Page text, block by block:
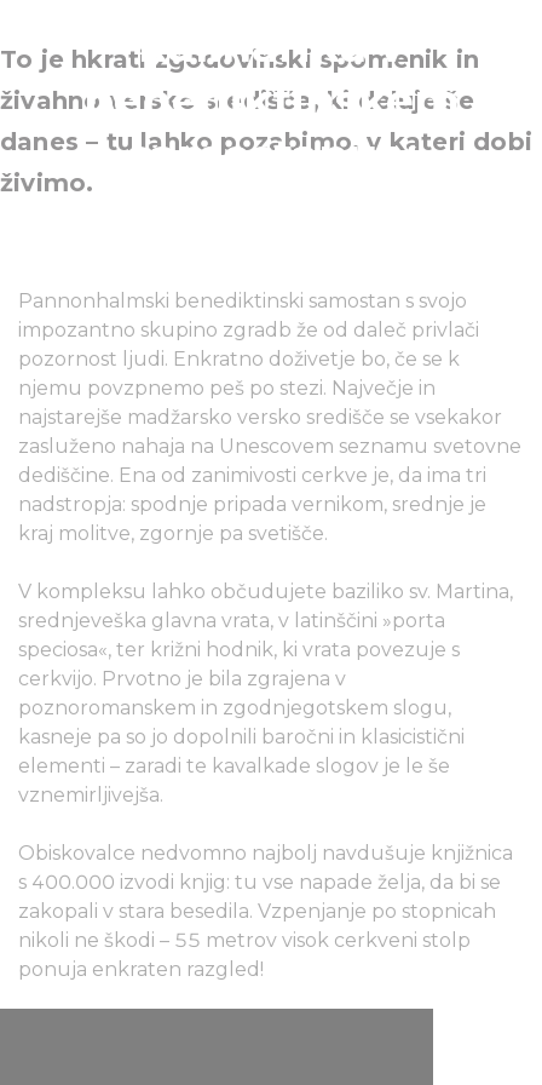
kulinarika v
benediktinskem
samostanu v
To je hkrati zgodovinski spomenik in
živahno versko središče, ki deluje še
danes – tu lahko pozabimo, v kateri dobi
živimo.
Pannonhalmski benediktinski samostan s svojo
impozantno skupino zgradb že od daleč privlači
pozornost ljudi. Enkratno doživetje bo, če se k
njemu povzpnemo peš po stezi. Največje in
najstarejše madžarsko versko središče se vsekakor
zasluženo nahaja na Unescovem seznamu svetovne
dediščine. Ena od zanimivosti cerkve je, da ima tri
nadstropja: spodnje pripada vernikom, srednje je
kraj molitve, zgornje pa svetišče.
V kompleksu lahko občudujete baziliko sv. Martina,
srednjeveška glavna vrata, v latinščini »porta
speciosa«, ter križni hodnik, ki vrata povezuje s
cerkvijo. Prvotno je bila zgrajena v
poznoromanskem in zgodnjegotskem slogu,
kasneje pa so jo dopolnili baročni in klasicistični
elementi – zaradi te kavalkade slogov je le še
vznemirljivejša.
Obiskovalce nedvomno najbolj navdušuje knjižnica
s 400.000 izvodi knjig: tu vse napade želja, da bi se
zakopali v stara besedila. Vzpenjanje po stopnicah
nikoli ne škodi – 55 metrov visok cerkveni stolp
ponuja enkraten razgled!